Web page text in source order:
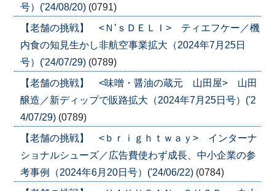
号）('24/08/20) (0791)
【老舗の挑戦】 <Ｎ’ｓＤＥＬＩ> ティエフケー／機
内食の知見生かし非航空事業拡大（2024年7月25日
号）('24/07/29) (0789)
【老舗の挑戦】 <味噌・醤油の蔵元 山田屋> 山田
醸造／新ディップで販路拡大（2024年7月25日号）('2
4/07/29) (0789)
【老舗の挑戦】 <ｂｒｉｇｈｔｗａｙ> インターナ
ショナルシューズ／広告費使わず成長、中小企業の参
考事例（2024年6月20日号）('24/06/22) (0784)